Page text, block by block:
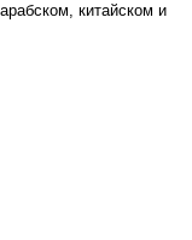
китайском и